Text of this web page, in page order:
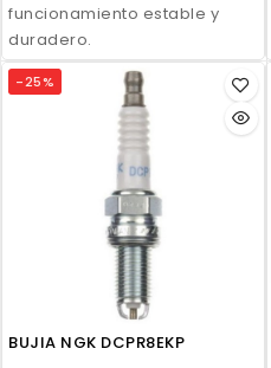
funcionamiento estable y
duradero.
-25%
BUJIA NGK DCPR8EKP